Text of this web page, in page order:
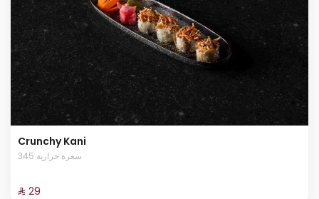
Crunchy Kani
345 سعرة حرارية
⁨⁦‪‬ 29⁩